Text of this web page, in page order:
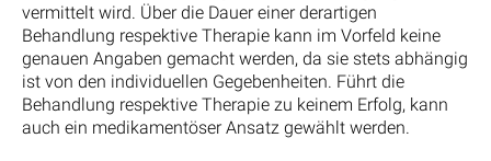
vermittelt wird. Über die Dauer einer derartigen
Behandlung respektive Therapie kann im Vorfeld keine
genauen Angaben gemacht werden, da sie stets abhängig
ist von den individuellen Gegebenheiten. Führt die
Behandlung respektive Therapie zu keinem Erfolg, kann
auch ein medikamentöser Ansatz gewählt werden.